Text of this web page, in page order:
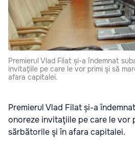
Premierul Vlad Filat și-a îndemnat
invitaţiile pe care le vor primi şi să
afara capitalei.
Premierul Vlad Filat și-a
onoreze invitaţiile pe care le vor
sărbătorile şi în afara capitalei.